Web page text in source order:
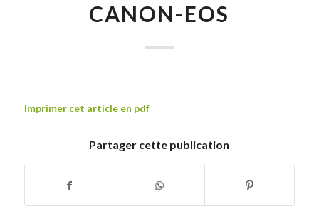
CANON-EOS
Imprimer cet article en pdf
Partager cette publication